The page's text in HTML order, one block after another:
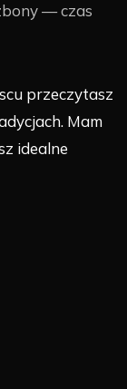
— czas
przeczytasz
Mam
idealne